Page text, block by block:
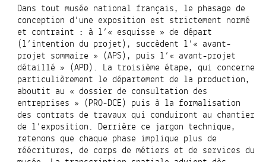
Dans tout musée national français, le phasage de
conception d’une exposition est strictement normé
et contraint : à l’« esquisse » de départ
(l’intention du projet), succèdent l’« avant-
projet sommaire » (APS), puis l’« avant-projet
détaillé » (APD). La troisième étape, qui concerne
particulièrement le département de la production,
aboutit au « dossier de consultation des
entreprises » (PRO-DCE) puis à la formalisation
des contrats de travaux qui conduiront au chantier
de l’exposition. Derrière ce jargon technique,
retenons que chaque phase implique plus de
réécritures, de corps de métiers et de services du